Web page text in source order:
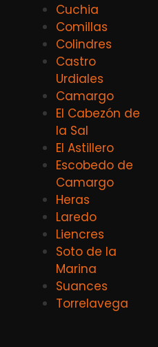
Cuchia
Comillas
Colindres
Castro
Urdiales
Camargo
El Cabezón de
la Sal
El Astillero
Escobedo de
Camargo
Heras
Laredo
Liencres
Soto de la
Marina
Suances
Torrelavega